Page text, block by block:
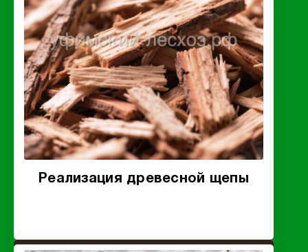
Реализация древесной щепы